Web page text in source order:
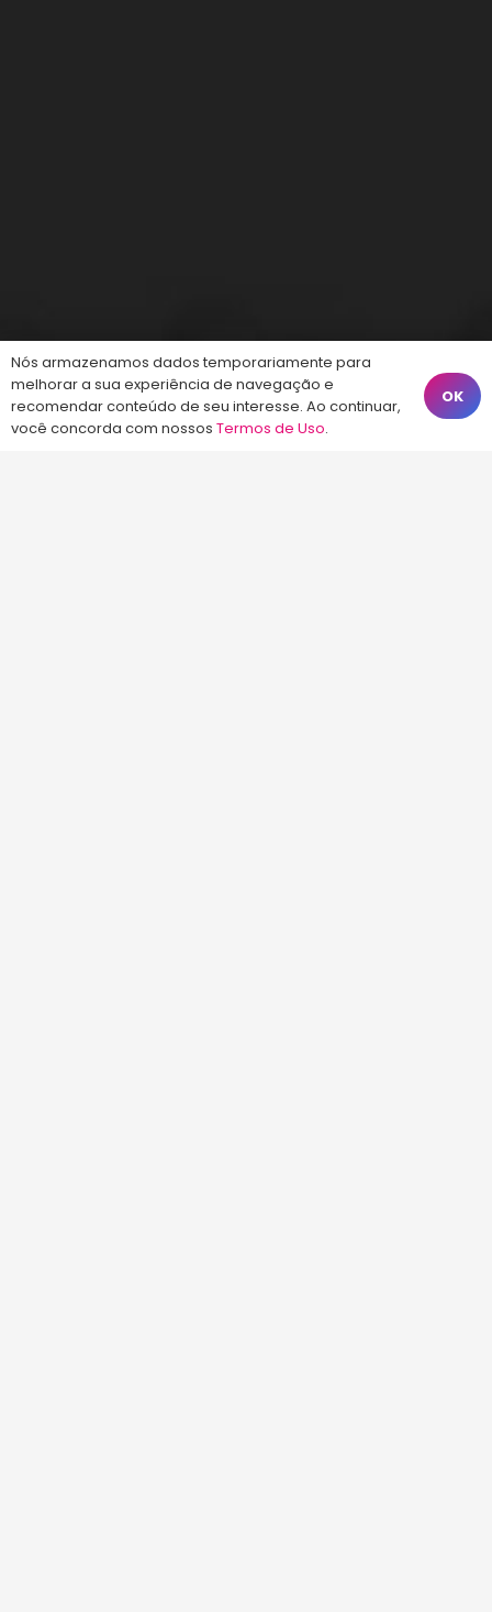
Nós armazenamos dados temporariamente para
melhorar a sua experiência de navegação e
recomendar conteúdo de seu interesse. Ao continuar,
você concorda com nossos Termos de Uso.
OK